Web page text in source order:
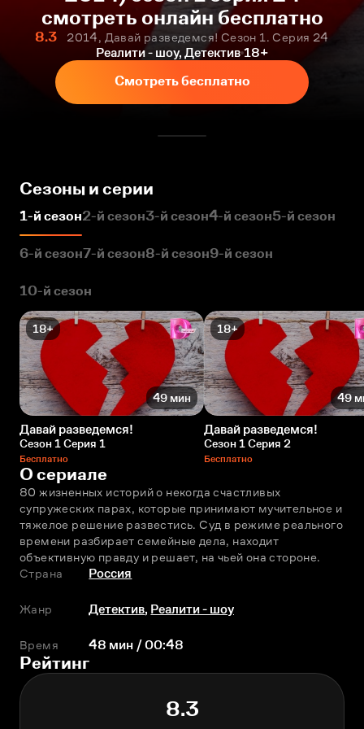
смотреть онлайн бесплатно
8.3
2014, Давай разведемся! Сезон 1. Серия 24
Реалити - шоу, Детектив 18+
Смотреть бесплатно
Сезоны и серии
1-й сезон2-й сезон3-й сезон4-й сезон5-й сезон
6-й сезон7-й сезон8-й сезон9-й сезон
10-й сезон
18+
49 мин
Давай разведемся!
Сезон 1 Серия 1
Бесплатно
18+
49
Давай разведемся!
Сезон 1 Серия 2
Бесплатно
О сериале
80 жизненных историй о некогда счастливых
супружеских парах, которые принимают мучительное и
тяжелое решение развестись. Суд в режиме реального
времени разбирает семейные дела, находит
объективную правду и решает, на чьей она стороне.
Страна
Россия
Жанр Детектив, Реалити - шоу
Время 48 мин / 00:48
Рейтинг
8.3